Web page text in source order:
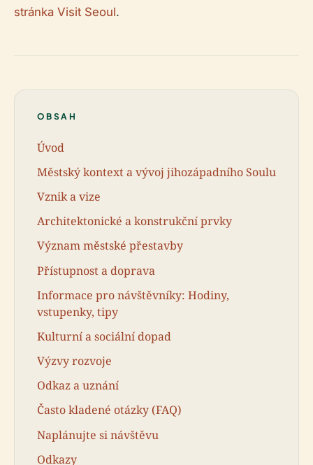
stránka Visit Seoul.
OBSAH
Úvod
Městský kontext a vývoj jihozápadního Soulu
Vznik a vize
Architektonické a konstrukční prvky
Význam městské přestavby
Přístupnost a doprava
Informace pro návštěvníky: Hodiny,
vstupenky, tipy
Kulturní a sociální dopad
Výzvy rozvoje
Odkaz a uznání
Často kladené otázky (FAQ)
Naplánujte si návštěvu
Odkazy